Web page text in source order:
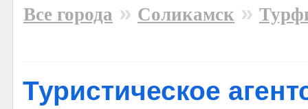
Все города » Соликамск »
Туристическое